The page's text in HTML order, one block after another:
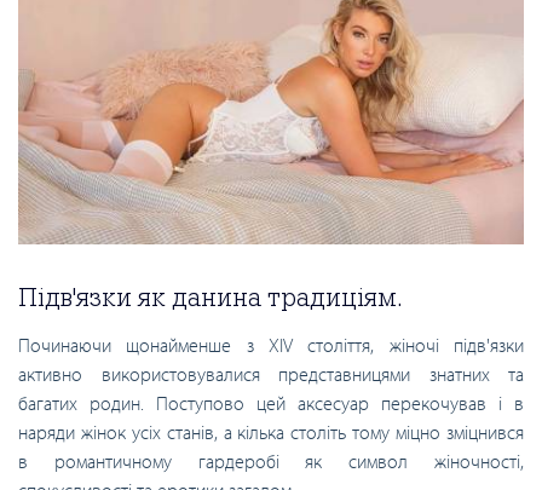
Підв'язки як данина традиціям.
Починаючи щонайменше з XIV століття, жіночі підв'язки
активно використовувалися представницями знатних та
багатих родин. Поступово цей аксесуар перекочував і в
наряди жінок усіх станів, а кілька століть тому міцно зміцнився
в романтичному гардеробі як символ жіночності,